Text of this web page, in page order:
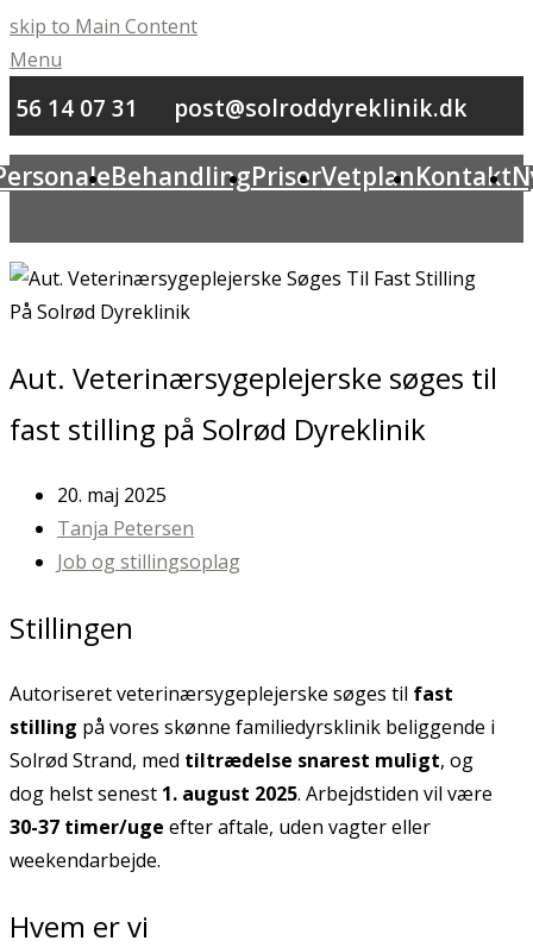
skip to Main Content
Menu
56 14 07 31 post@solroddyreklinik.dk
BehandlingPriserVetplanKontakt
Aut. Veterinærsygeplejerske søges til
fast stilling på Solrød Dyreklinik
20. maj 2025
Tanja Petersen
Job og stillingsoplag
Stillingen
Autoriseret veterinærsygeplejerske søges til fast
stilling på vores skønne familiedyrsklinik beliggende i
Solrød Strand, med tiltrædelse snarest muligt, og
dog helst senest 1. august 2025. Arbejdstiden vil være
30-37 timer/uge efter aftale, uden vagter eller
weekendarbejde.
Hvem er vi